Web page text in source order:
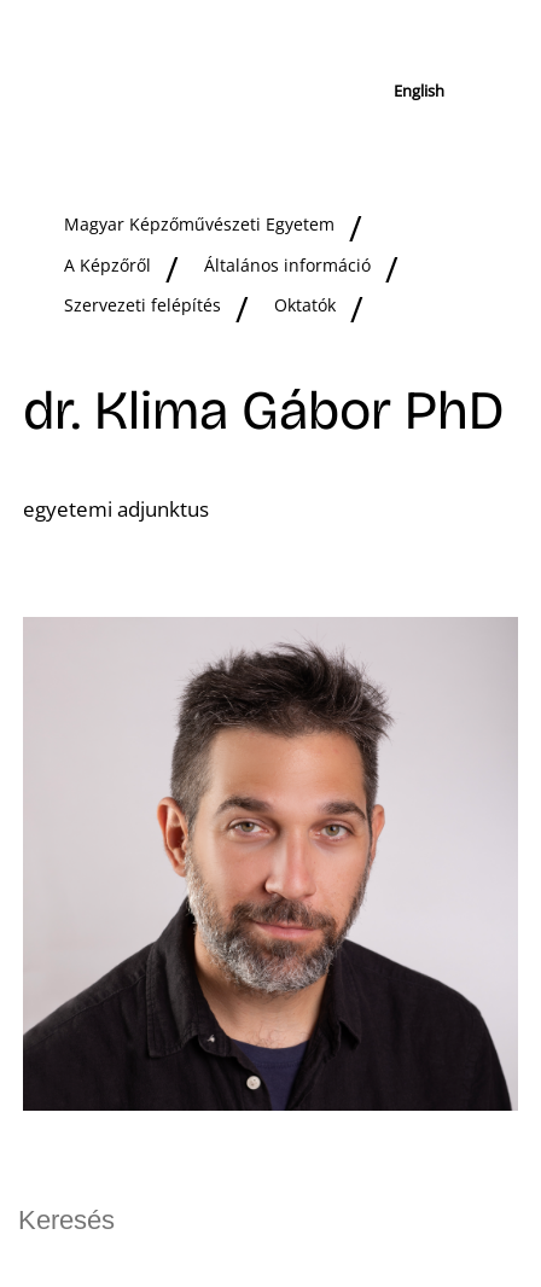
English
Magyar Képzőművészeti Egyetem
A Képzőről
Általános információ
Szervezeti felépítés
Oktatók
dr. Klima Gábor PhD
egyetemi adjunktus